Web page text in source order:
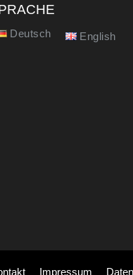
Deutsch English
Impressum